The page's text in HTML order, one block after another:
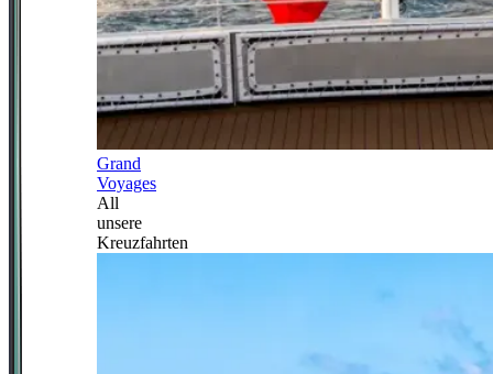
Grand
Voyages
All
unsere
Kreuzfahrten